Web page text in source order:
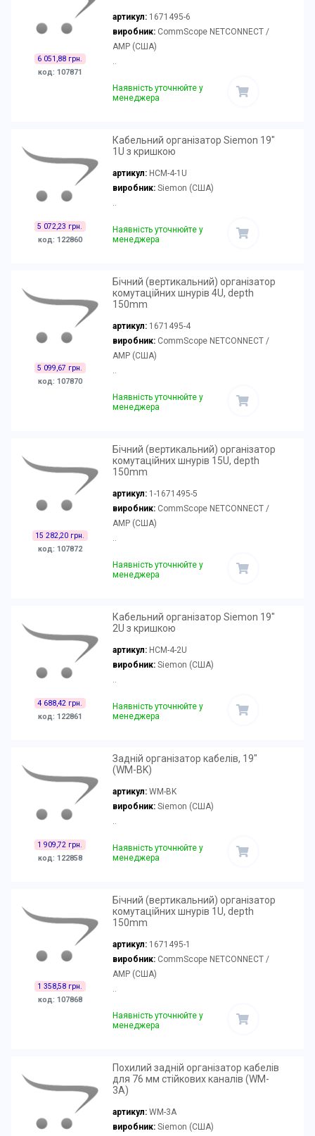
6 051,88 грн.
код: 107871
артикул: 1671495-6
виробник:CommScope NETCONNECT /
AMP (США)
..
Наявність уточнюйте у
менеджера
5 072,23 грн.
код: 122860
Кабельний організатор Siemon 19"
1U з кришкою
артикул: HCM-4-1U
виробник:Siemon (США)
..
Наявність уточнюйте у
менеджера
5 099,67 грн.
код: 107870
Бічний (вертикальний) організатор
комутаційних шнурів 4U, depth
150mm
артикул: 1671495-4
виробник:CommScope NETCONNECT /
AMP (США)
..
Наявність уточнюйте у
менеджера
15 282,20 грн.
код: 107872
Бічний (вертикальний) організатор
комутаційних шнурів 15U, depth
150mm
артикул: 1-1671495-5
виробник:CommScope NETCONNECT /
AMP (США)
..
Наявність уточнюйте у
менеджера
4 688,42 грн.
код: 122861
Кабельний організатор Siemon 19"
2U з кришкою
артикул: HCM-4-2U
виробник:Siemon (США)
..
Наявність уточнюйте у
менеджера
1 909,72 грн.
код: 122858
Задній організатор кабелів, 19"
(WM-BK)
артикул: WM-BK
виробник:Siemon (США)
..
Наявність уточнюйте у
менеджера
1 358,58 грн.
код: 107868
Бічний (вертикальний) організатор
комутаційних шнурів 1U, depth
150mm
артикул: 1671495-1
виробник:CommScope NETCONNECT /
AMP (США)
..
Наявність уточнюйте у
менеджера
Похилий задній організатор кабелів
для 76 мм стійкових каналів (WM-
3A)
артикул: WM-3A
виробник:Siemon (США)